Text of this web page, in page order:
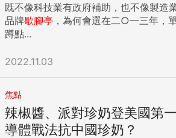
既不像科技業有政府補助，也不像製造
品牌歇腳亭 ，為何會選在二○一三年，
蹲點...
2022.11.03
焦點
辣椒醬、派對珍奶登美國第一
導體戰法抗中國珍奶？